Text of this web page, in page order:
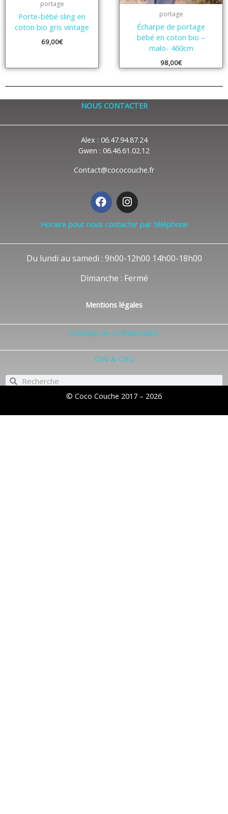
portage
Porte-bébé sling en
coton bio gris vintage
69,00€
portage
Écharpe de portage
bébé en coton bio –
malo- 460cm
98,00€
NOUS CONTACTER
Alex : 06.47.94.87.24
Gwen : 06.46.61.02.12
Contact@cococouche.fr
F
a
c
e
o
I
n
s
t
r
m
Horaire pour nous contacter par téléphone
Du lundi au samedi : 9h00-12h00 14h00-18h00
Dimanche : Fermé
Mentions légales
Politique de confidentialité
CGV & CGU
Rechercher
Rechercher
© Coco Couche 2017 – 2026